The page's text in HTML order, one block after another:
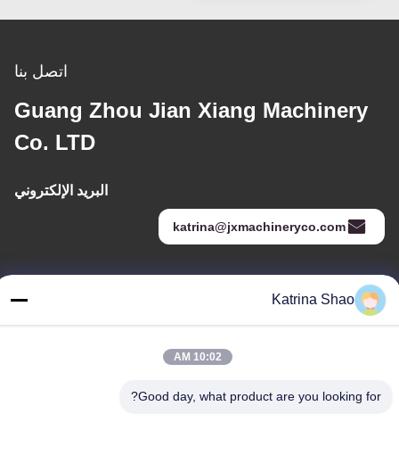
اتصل بنا
Guang Zhou Jian Xiang Machinery
Co. LTD
البريد الإلكتروني
katrina@jxmachineryco.com
عنواننا
العنوان
رقم 102، المبنى رقم 3، شارع كياوتوواي، قرية سانشان، شارع شوان،
الهاتف
Katrina Shao
10:02 AM
Good day, what product are you looking for?